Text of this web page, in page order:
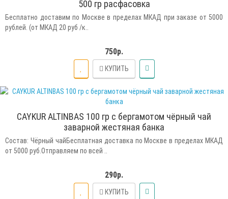
500 гр расфасовка
Бесплатно доставим по Москве в пределах МКАД при заказе от 5000
рублей. (от МКАД 20 руб /к..
750р.
КУПИТЬ
CAYKUR ALTINBAS 100 гр с бергамотом чёрный чай
заварной жестяная банка
Состав: Чёрный чайБесплатная доставка по Москве в пределах МКАД
от 5000 руб.Отправляем по всей ..
290р.
КУПИТЬ